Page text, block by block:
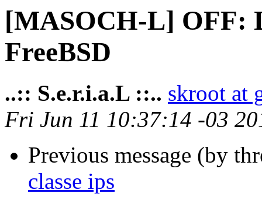
[MASOCH-L] OFF:
FreeBSD
..:: S.e.r.i.a.L ::.. skroot at
Fri Jun 11 10:37:14 -03
Previous message (by
classe ips